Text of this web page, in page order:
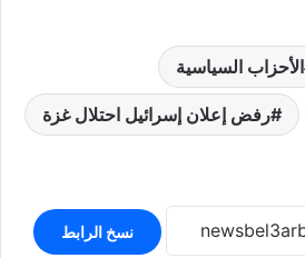
الأحزاب السياسية
رفض إعلان إسرائيل احتلال غزة
نسخ الرابط